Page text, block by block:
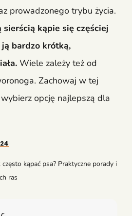
prowadzonego trybu życia.
sierścią kąpie się częściej
bardzo krótką,
Wiele zależy też od
Zachowaj w tej
opcję najlepszą dla
często kąpać psa? Praktyczne porady i
ras